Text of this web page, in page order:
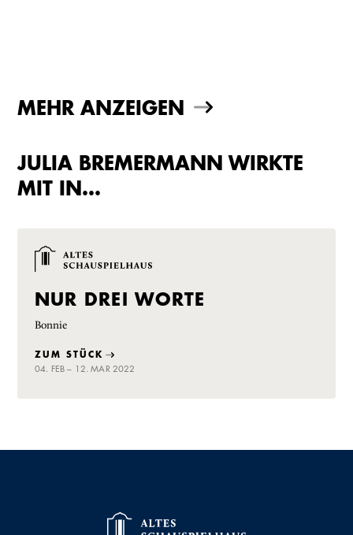
MEHR ANZEIGEN
JULIA BREMERMANN WIRKTE
MIT IN…
NUR DREI WORTE
Bonnie
ZUM STÜCK
04. FEB – 12. MAR 2022